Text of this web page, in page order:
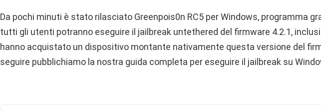
Da pochi minuti è stato rilasciato Greenpois0n RC5 per Windows, programma
tutti gli utenti potranno eseguire il jailbreak untethered del firmware 4.2.1,
hanno acquistato un dispositivo montante nativamente questa versione del
seguire pubblichiamo la nostra guida completa per eseguire il jailbreak su